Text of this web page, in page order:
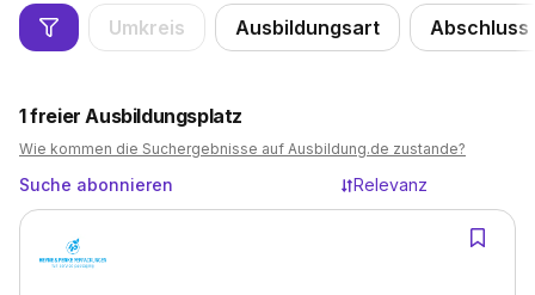
Umkreis Ausbildungsart Abschluss
1freier Ausbildungsplatz
Wie kommen die Suchergebnisse auf Ausbildung.de zustande?
Suche abonnieren Relevanz